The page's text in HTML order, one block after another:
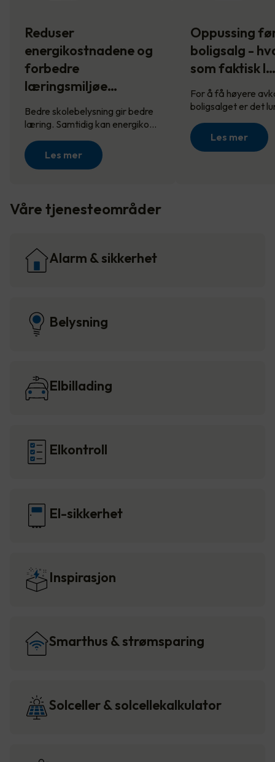
Reduser
energikostnadene og
forbedre
læringsmiljøe…
Bedre skolebelysning gir bedre
læring. Samtidig kan energiko…
Les mer
Oppussing
boligsalg -
som faktisk l…
For å få høyere
boligsalget er det
Les mer
Våre tjenesteområder
Alarm & sikkerhet
Belysning
Elbillading
Elkontroll
El-sikkerhet
Inspirasjon
Smarthus & strømsparing
Solceller & solcellekalkulator